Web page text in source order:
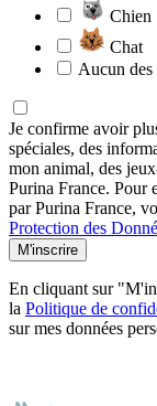
Chien
Chat
Aucun des
Je confirme avoir
spéciales, des
mon animal, des
Purina France. Pour
par Purina France,
Protection des
M'inscrire
En cliquant sur
la Politique de
sur mes données